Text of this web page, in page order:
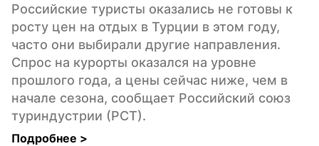
Российские туристы оказались не готовы к
росту цен на отдых в Турции в этом году,
часто они выбирали другие направления.
Спрос на курорты оказался на уровне
прошлого года, а цены сейчас ниже, чем в
начале сезона, сообщает Российский союз
туриндустрии (РСТ).
Подробнее >